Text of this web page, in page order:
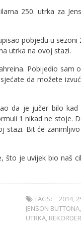
250. utrka za
pobjedu u
utrka na ovoj stazi.
Pobijedio sam
da možete
da je jučer bilo
1 nikad ne stoje.
Bit će
što je uvijek bio naš
TAGS: 2014,
JENSON BUTTONA,
UTRKA, REKORDER